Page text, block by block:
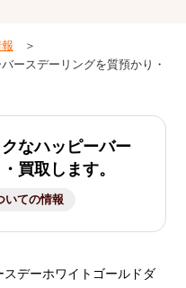
ースデーリングを質預かり・
なハッピーバー
買取します。
いての情報
デーホワイトゴールドダ